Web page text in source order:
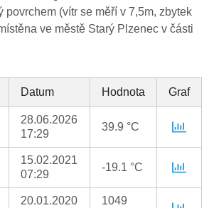
povrchem (vítr se měří v 7,5m, zbytek
ve městě Starý Plzenec v části
Datum Hodnota Graf
28.06.2026
17:29
39.9 °C
15.02.2021
07:29
-19.1 °C
20.01.2020
1049